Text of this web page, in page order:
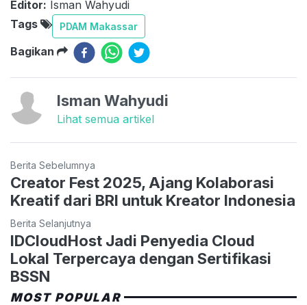
Editor: Isman Wahyudi
Tags
PDAM Makassar
Bagikan
Isman Wahyudi
Lihat semua artikel
Berita Sebelumnya
Creator Fest 2025, Ajang Kolaborasi
Kreatif dari BRI untuk Kreator Indonesia
Berita Selanjutnya
IDCloudHost Jadi Penyedia Cloud
Lokal Terpercaya dengan Sertifikasi
BSSN
MOST POPULAR